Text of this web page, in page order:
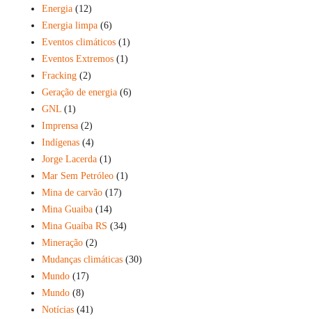
Energia (12)
Energia limpa (6)
Eventos climáticos (1)
Eventos Extremos (1)
Fracking (2)
Geração de energia (6)
GNL (1)
Imprensa (2)
Indígenas (4)
Jorge Lacerda (1)
Mar Sem Petróleo (1)
Mina de carvão (17)
Mina Guaiba (14)
Mina Guaíba RS (34)
Mineração (2)
Mudanças climáticas (30)
Mundo (17)
Mundo (8)
Notícias (41)